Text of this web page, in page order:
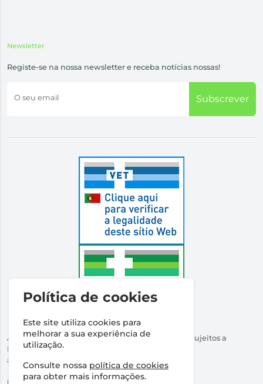
Newsletter
Registe-se na nossa newsletter e receba notícias nossas!
O seu email Subscrever
Autorizado a Disponibilizar Medicamentos Não Sujeitos a
Receita Médica
através da Internet pelo Infarmed. I.P.
Direção Técnica:Dr Ricardo Santos
Política de cookies
Este site utiliza cookies para
melhorar a sua experiência de
utilização.
Consulte nossa política de cookies
para obter mais informações.